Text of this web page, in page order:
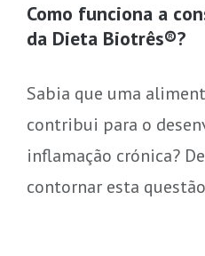
Como funciona a
da Dieta Biotrês®?
Sabia que uma
contribui para o
inflamação crónica?
contornar esta